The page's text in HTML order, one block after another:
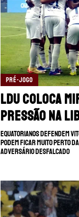
PRÉ-JOGO
LDU coloca
pressão na
Equatorianos defendem
podem ficar muito perto
adversário desfalcado